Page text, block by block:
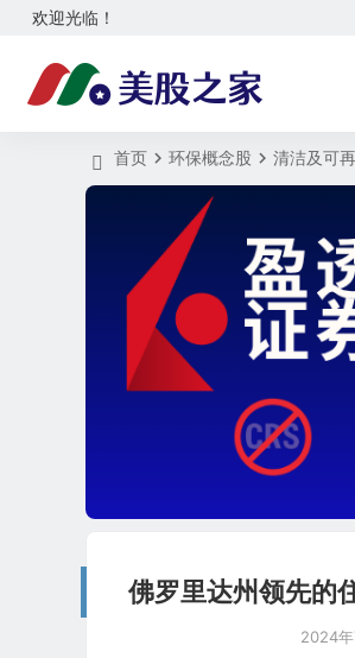
欢迎光临！
首页 环保概念股 清洁及可
佛罗里达州领先的
2024